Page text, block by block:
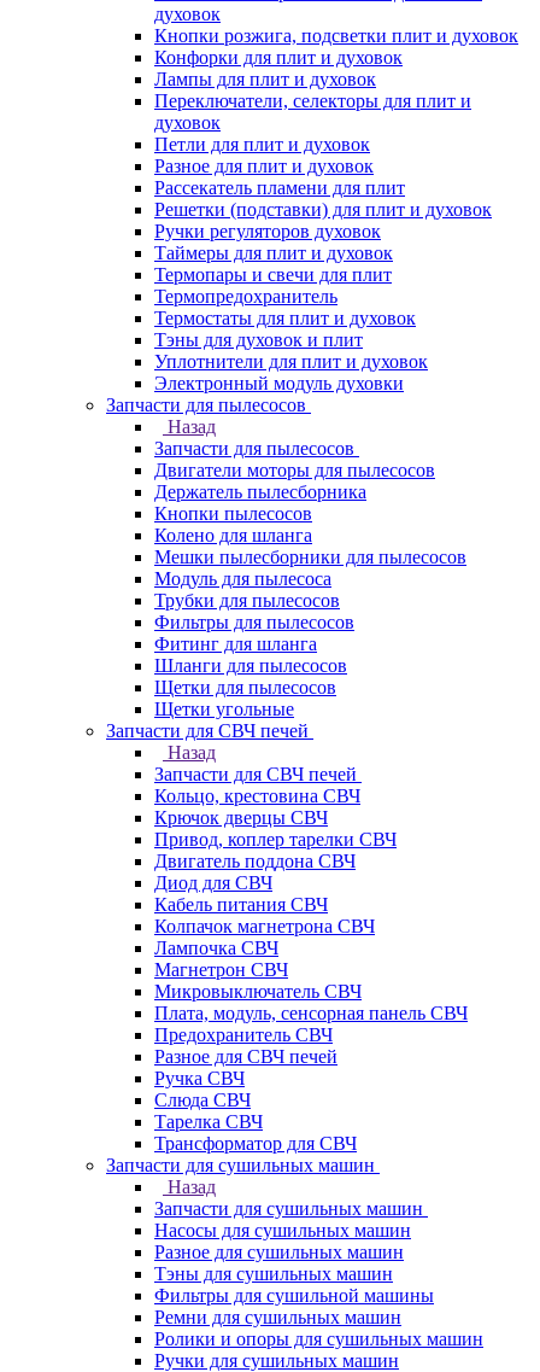
духовок
Кнопки розжига, подсветки плит и духовок
Конфорки для плит и духовок
Лампы для плит и духовок
Переключатели, селекторы для плит и
духовок
Петли для плит и духовок
Разное для плит и духовок
Рассекатель пламени для плит
Решетки (подставки) для плит и духовок
Ручки регуляторов духовок
Таймеры для плит и духовок
Термопары и свечи для плит
Термопредохранитель
Термостаты для плит и духовок
Тэны для духовок и плит
Уплотнители для плит и духовок
Электронный модуль духовки
Запчасти для пылесосов
Назад
Запчасти для пылесосов
Двигатели моторы для пылесосов
Держатель пылесборника
Кнопки пылесосов
Колено для шланга
Мешки пылесборники для пылесосов
Модуль для пылесоса
Трубки для пылесосов
Фильтры для пылесосов
Фитинг для шланга
Шланги для пылесосов
Щетки для пылесосов
Щетки угольные
Запчасти для СВЧ печей
Назад
Запчасти для СВЧ печей
Кольцо, крестовина СВЧ
Крючок дверцы СВЧ
Привод, коплер тарелки СВЧ
Двигатель поддона СВЧ
Диод для СВЧ
Кабель питания СВЧ
Колпачок магнетрона СВЧ
Лампочка СВЧ
Магнетрон СВЧ
Микровыключатель СВЧ
Плата, модуль, сенсорная панель СВЧ
Предохранитель СВЧ
Разное для СВЧ печей
Ручка СВЧ
Слюда СВЧ
Тарелка СВЧ
Трансформатор для СВЧ
Запчасти для сушильных машин
Назад
Запчасти для сушильных машин
Насосы для сушильных машин
Разное для сушильных машин
Тэны для сушильных машин
Фильтры для сушильной машины
Ремни для сушильных машин
Ролики и опоры для сушильных машин
Ручки для сушильных машин